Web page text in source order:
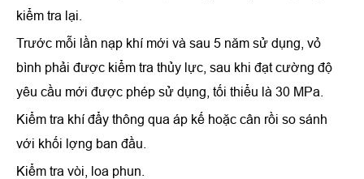
kiểm tra lại.
Trước mỗi lần nạp khí mới và sau 5 năm sử dụng, vỏ
bình phải được kiểm tra thủy lực, sau khi đạt cường độ
yêu cầu mới được phép sử dụng, tối thiểu là 30 MPa.
Kiểm tra khí đẩy thông qua áp kế hoặc cân rồi so sánh
với khối lợng ban đầu.
Kiểm tra vòi, loa phun.